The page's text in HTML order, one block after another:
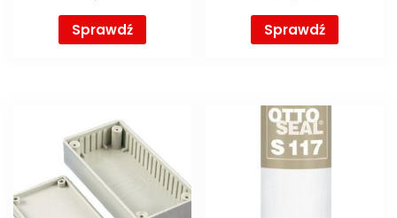
Sprawdź
Sprawdź